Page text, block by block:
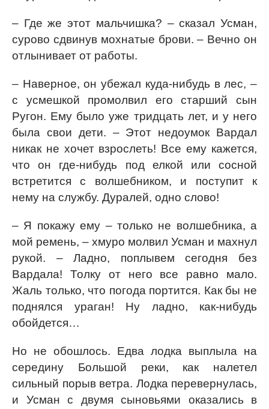
– Где же этот мальчишка? – сказал Усман,
сурово сдвинув мохнатые брови. – Вечно он
отлынивает от работы.
– Наверное, он убежал куда-нибудь в лес, –
с усмешкой промолвил его старший сын
Ругон. Ему было уже тридцать лет, и у него
была свои дети. – Этот недоумок Вардал
никак не хочет взрослеть! Все ему кажется,
что он где-нибудь под елкой или сосной
встретится с волшебником, и поступит к
нему на службу. Дуралей, одно слово!
– Я покажу ему – только не волшебника, а
мой ремень, – хмуро молвил Усман и махнул
рукой. – Ладно, поплывем сегодня без
Вардала! Толку от него все равно мало.
Жаль только, что погода портится. Как бы не
поднялся ураган! Ну ладно, как-нибудь
обойдется…
Но не обошлось. Едва лодка выплыла на
середину Большой реки, как налетел
сильный порыв ветра. Лодка перевернулась,
и Усман с двумя сыновьями оказались в